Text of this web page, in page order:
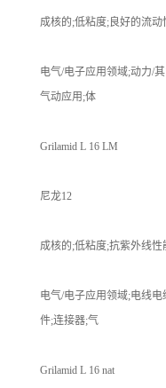
成核的;低粘度;良好的流
电气/电子应用领域;动力/
气动应用;体
Grilamid L 16 LM
尼龙12
成核的;低粘度;抗紫外线
电气/电子应用领域;电线
件;连接器;气
Grilamid L 16 nat